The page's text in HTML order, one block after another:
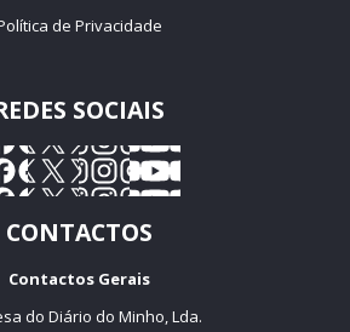
de Privacidade
SOCIAIS
CONTACTOS
Contactos Gerais
do Diário do Minho, Lda.